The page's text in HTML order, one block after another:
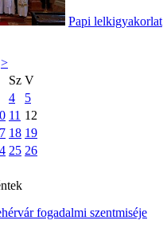
Papi lelkigyakorlat
>
Sz V
4
5
11 12
18 19
25 26
fogadalmi szentmiséje